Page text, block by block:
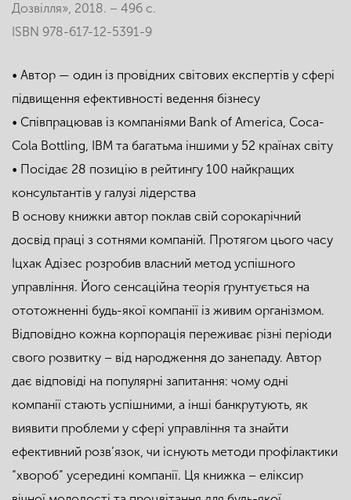
Дозвілля», 2018. – 496 с.
ISBN 978-617-12-5391-9
• Автор — один із провідних світових експертів у сфері
підвищення ефективності ведення бізнесу
• Співпрацював із компаніями Bank of America, Coca-
Cola Bottling, IBM та багатьма іншими у 52 країнах світу
• Посідає 28 позицію в рейтингу 100 найкращих
консультантів у галузі лідерства
В основу книжки автор поклав свій сорокарічний
досвід праці з сотнями компаній. Протягом цього часу
Іцхак Адізес розробив власний метод успішного
управління. Його сенсаційна теорія ґрунтується на
ототожненні будь-якої компанії із живим організмом.
Відповідно кожна корпорація переживає різні періоди
свого розвитку – від народження до занепаду. Автор
дає відповіді на популярні запитання: чому одні
компанії стають успішними, а інші банкрутують, як
виявити проблеми у сфері управління та знайти
ефективний розв’язок, чи існують методи профілактики
“хвороб” усередині компанії. Ця книжка – еліксир